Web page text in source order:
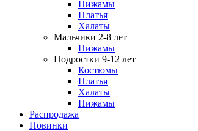
Пижамы
Платья
Халаты
Мальчики 2-8 лет
Пижамы
Подростки 9-12 лет
Костюмы
Платья
Халаты
Пижамы
Распродажа
Новинки